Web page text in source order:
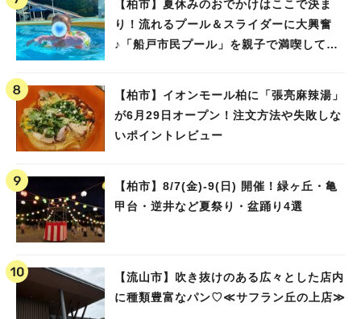
【柏市】夏休みのおでかけはここで決ま
り！流れるプール＆スライダーに大興奮
♪「船戸市民プール」を親子で満喫してき
【柏市】イオンモール柏に「張亮麻辣湯」
が6月29日オープン！注文方法や失敗しな
いポイントレビュー
【柏市】8/7(金)‐9(日) 開催！緑ヶ丘・亀
甲台・逆井など夏祭り・盆踊り4選
【流山市】吹き抜けのある広々とした店内
に種類豊富なパン♡≪サフラン丘の上店≫